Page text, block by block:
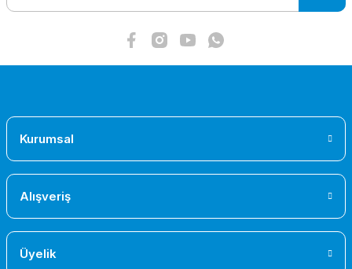
Kurumsal
Alışveriş
Üyelik